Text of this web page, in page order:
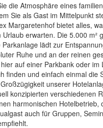
die Atmosphäre eines
Sie als Gast im Mittelpunkt
Margaretenhof bietet alles,
Urlaub erwarten. Die 5.000 m²
Parkanlage lädt zur
Ruhe und an der reinen
auf einer Parkbank oder im
finden und einfach einmal die
unserer
konzipierten verschiedenen
harmonischen Hotelbetrieb,
auch für Gruppen,